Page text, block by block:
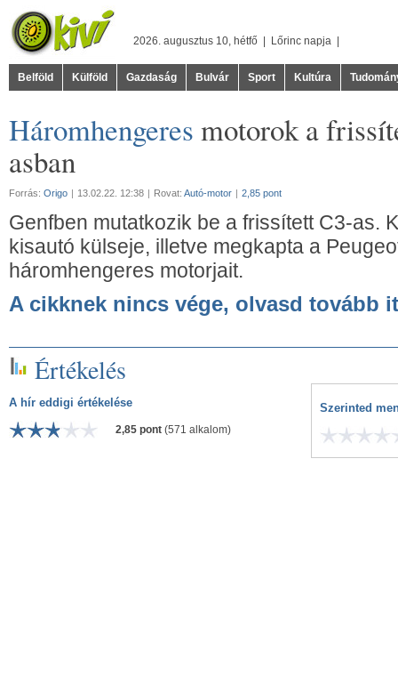
2026. augusztus 10, hétfő | Lőrinc napja |
Belföld Külföld Gazdaság Bulvár Sport Kultúra
Háromhengeres motorok a
asban
Forrás: Origo | 13.02.22. 12:38 | Rovat: Autó-motor | 2,85 pont
Genfben mutatkozik be a frissített C3-as.
kisautó külseje, illetve megkapta a
háromhengeres motorjait.
A cikknek nincs vége, olvasd tovább
Értékelés
A hír eddigi értékelése
2,85 pont (571 alkalom)
Szerinted